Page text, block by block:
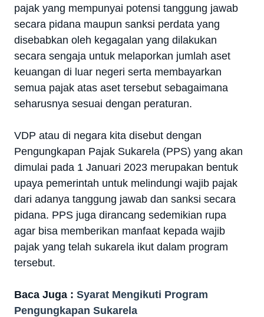
pajak yang mempunyai potensi tanggung jawab
secara pidana maupun sanksi perdata yang
disebabkan oleh kegagalan yang dilakukan
secara sengaja untuk melaporkan jumlah aset
keuangan di luar negeri serta membayarkan
semua pajak atas aset tersebut sebagaimana
seharusnya sesuai dengan peraturan.
VDP atau di negara kita disebut dengan
Pengungkapan Pajak Sukarela (PPS) yang akan
dimulai pada 1 Januari 2023 merupakan bentuk
upaya pemerintah untuk melindungi wajib pajak
dari adanya tanggung jawab dan sanksi secara
pidana. PPS juga dirancang sedemikian rupa
agar bisa memberikan manfaat kepada wajib
pajak yang telah sukarela ikut dalam program
tersebut.
Baca Juga : Syarat Mengikuti Program
Pengungkapan Sukarela